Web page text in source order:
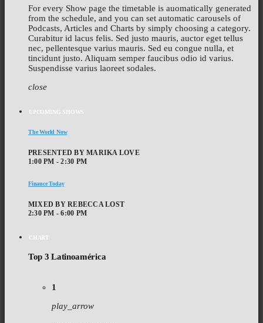
For every Show page the timetable is auomatically generated
from the schedule, and you can set automatic carousels of
Podcasts, Articles and Charts by simply choosing a category.
Curabitur id lacus felis. Sed justo mauris, auctor eget tellus
nec, pellentesque varius mauris. Sed eu congue nulla, et
tincidunt justo. Aliquam semper faucibus odio id varius.
Suspendisse varius laoreet sodales.
close
UPCOMING SHOWS
The World Now
PRESENTED BY MARIKA LOVE
1:00 PM - 2:30 PM
Finance Today
MIXED BY REBECCA LOST
2:30 PM - 6:00 PM
CHART
Top 3 Latinoamérica
1
play_arrow